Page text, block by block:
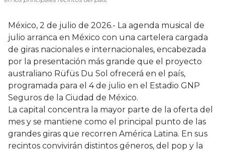
México, 2 de julio de 2026.- La agenda musical de
julio arranca en México con una cartelera cargada
de giras nacionales e internacionales, encabezada
por la presentación más grande que el proyecto
australiano Rüfüs Du Sol ofrecerá en el país,
programada para el 4 de julio en el Estadio GNP
Seguros de la Ciudad de México.
La capital concentra la mayor parte de la oferta del
mes y se mantiene como el principal punto de las
grandes giras que recorren América Latina. En sus
recintos convivirán distintos géneros, del pop y la